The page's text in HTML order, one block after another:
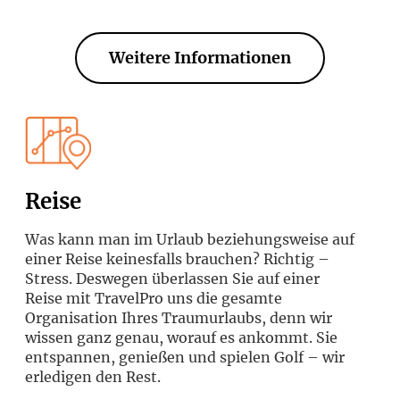
Weitere Informationen
Reise
Was kann man im Urlaub beziehungsweise auf
einer Reise keinesfalls brauchen? Richtig –
Stress. Deswegen überlassen Sie auf einer
Reise mit TravelPro uns die gesamte
Organisation Ihres Traumurlaubs, denn wir
wissen ganz genau, worauf es ankommt. Sie
entspannen, genießen und spielen Golf – wir
erledigen den Rest.